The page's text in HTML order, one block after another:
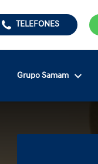
TELEFONES
Grupo Samam